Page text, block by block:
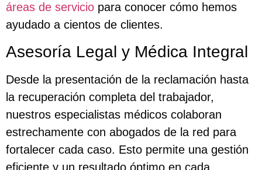
áreas de servicio para conocer cómo hemos
ayudado a cientos de clientes.
Asesoría Legal y Médica Integral
Desde la presentación de la reclamación hasta
la recuperación completa del trabajador,
nuestros especialistas médicos colaboran
estrechamente con abogados de la red para
fortalecer cada caso. Esto permite una gestión
eficiente y un resultado óptimo en cada